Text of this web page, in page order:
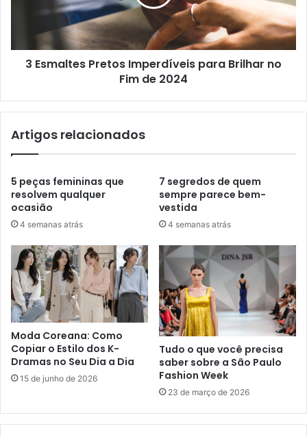
3 Esmaltes Pretos Imperdíveis para Brilhar no
Fim de 2024
Artigos relacionados
5 peças femininas que
resolvem qualquer
ocasião
4 semanas atrás
7 segredos de quem
sempre parece bem-
vestida
4 semanas atrás
Moda Coreana: Como
Copiar o Estilo dos K-
Dramas no Seu Dia a Dia
15 de junho de 2026
Tudo o que você precisa
saber sobre a São Paulo
Fashion Week
23 de março de 2026